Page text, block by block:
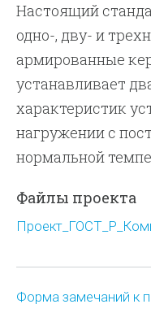
Настоящий
одно-, дву- и
армированные
устанавливает
характеристик
нагружении с
нормальной
Файлы проекта
Форма замечаний к